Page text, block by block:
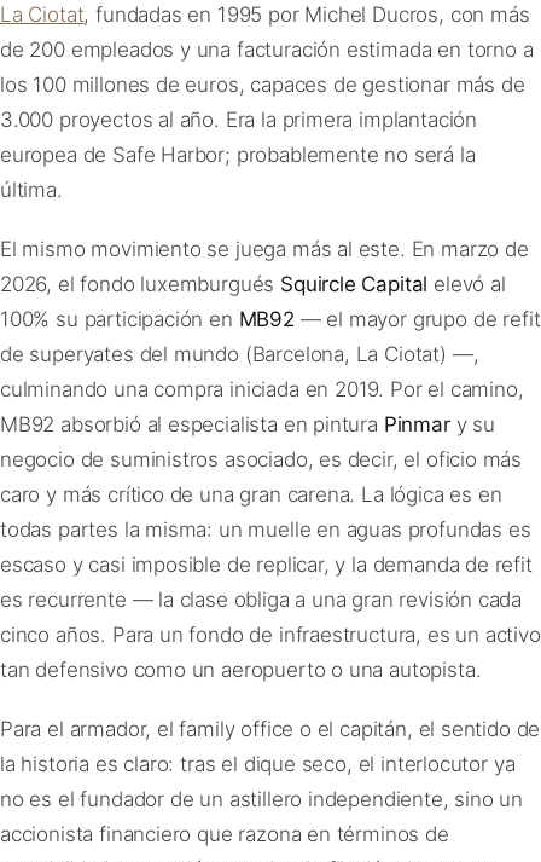
La Ciotat, fundadas en 1995 por Michel Ducros, con más
de 200 empleados y una facturación estimada en torno a
los 100 millones de euros, capaces de gestionar más de
3.000 proyectos al año. Era la primera implantación
europea de Safe Harbor; probablemente no será la
última.
El mismo movimiento se juega más al este. En marzo de
2026, el fondo luxemburgués Squircle Capital elevó al
100% su participación en MB92 — el mayor grupo de refit
de superyates del mundo (Barcelona, La Ciotat) —,
culminando una compra iniciada en 2019. Por el camino,
MB92 absorbió al especialista en pintura Pinmary su
negocio de suministros asociado, es decir, el oficio más
caro y más crítico de una gran carena. La lógica es en
todas partes la misma: un muelle en aguas profundas es
escaso y casi imposible de replicar, y la demanda de refit
es recurrente — la clase obliga a una gran revisión cada
cinco años. Para un fondo de infraestructura, es un activo
tan defensivo como un aeropuerto o una autopista.
Para el armador, el family office o el capitán, el sentido de
la historia es claro: tras el dique seco, el interlocutor ya
no es el fundador de un astillero independiente, sino un
accionista financiero que razona en términos de